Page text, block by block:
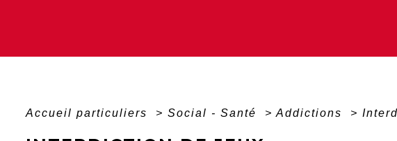
Accueil particuliers > Social - Santé > Addictions >